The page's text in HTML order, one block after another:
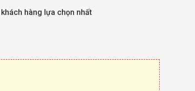
hàng lựa chọn nhất